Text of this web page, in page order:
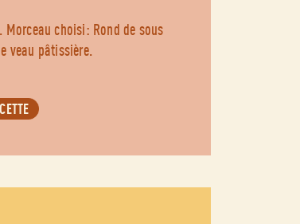
choisi: Rond de sous
veau pâtissière.